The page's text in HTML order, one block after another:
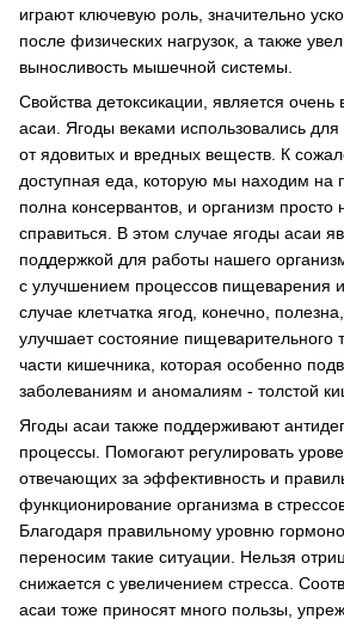
играют ключевую роль, значительно
после физических нагрузок, а также
выносливость мышечной системы.
Свойства детоксикации, является
асаи. Ягоды веками использовались
от ядовитых и вредных веществ. К
доступная еда, которую мы находим на
полна консервантов, и организм
справиться. В этом случае ягоды асаи
поддержкой для работы нашего
с улучшением процессов пищеварения
случае клетчатка ягод, конечно,
улучшает состояние пищеварительного
части кишечника, которая особенно
заболеваниям и аномалиям - толстой
Ягоды асаи также поддерживают
процессы. Помогают регулировать
отвечающих за эффективность и
функционирование организма в
Благодаря правильному уровню
переносим такие ситуации. Нельзя
снижается с увеличением стресса.
асаи тоже приносят много пользы,